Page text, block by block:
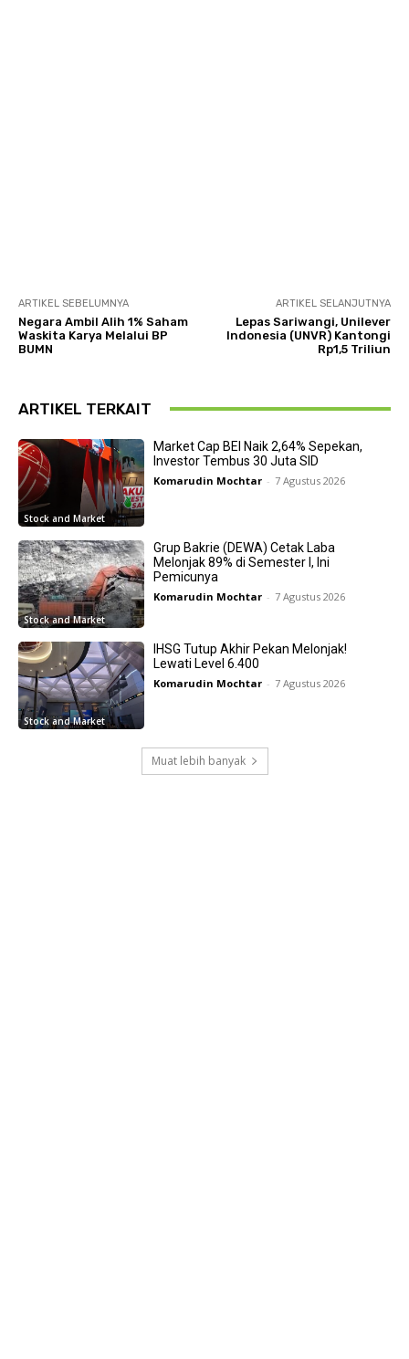
ARTIKEL SEBELUMNYA
Negara Ambil Alih 1% Saham
Waskita Karya Melalui BP
BUMN
ARTIKEL SELANJUTNYA
Lepas Sariwangi, Unilever
Indonesia (UNVR) Kantongi
Rp1,5 Triliun
ARTIKEL TERKAIT
Stock and Market
Market Cap BEI Naik 2,64% Sepekan,
Investor Tembus 30 Juta SID
Komarudin Mochtar - 7 Agustus 2026
Stock and Market
Grup Bakrie (DEWA) Cetak Laba
Melonjak 89% di Semester I, Ini
Pemicunya
Komarudin Mochtar - 7 Agustus 2026
Stock and Market
IHSG Tutup Akhir Pekan Melonjak!
Lewati Level 6.400
Komarudin Mochtar - 7 Agustus 2026
Muat lebih banyak